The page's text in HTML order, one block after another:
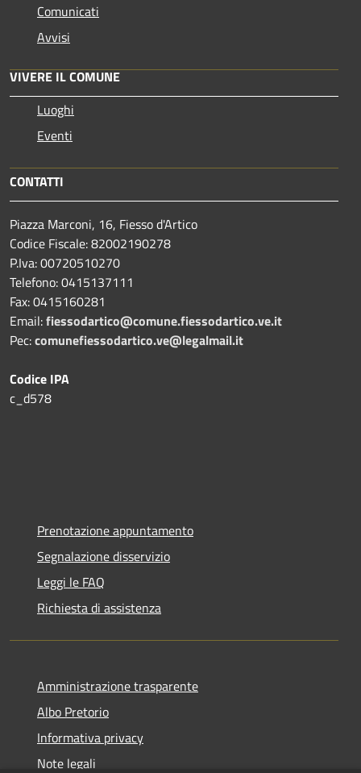
Comunicati
Avvisi
VIVERE IL COMUNE
Luoghi
Eventi
CONTATTI
Piazza Marconi, 16, Fiesso d'Artico
Codice Fiscale: 82002190278
P.Iva: 00720510270
Telefono:0415137111
Fax:0415160281
Email:fiessodartico@comune.fiessodartico.ve.it
Pec:comunefiessodartico.ve@legalmail.it
Codice IPA
c_d578
Prenotazione appuntamento
Segnalazione disservizio
Leggi le FAQ
Richiesta di assistenza
Amministrazione trasparente
Albo Pretorio
Informativa privacy
Note legali